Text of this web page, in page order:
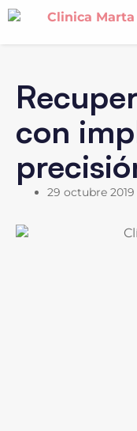
con
29 octubre 2019